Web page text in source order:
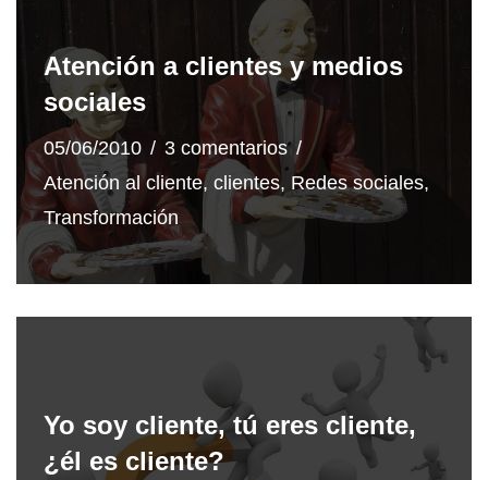
Atención a clientes y medios
sociales
05/06/2010
3 comentarios
Atención al cliente, clientes, Redes sociales,
Transformación
Yo soy cliente, tú eres cliente,
¿él es cliente?